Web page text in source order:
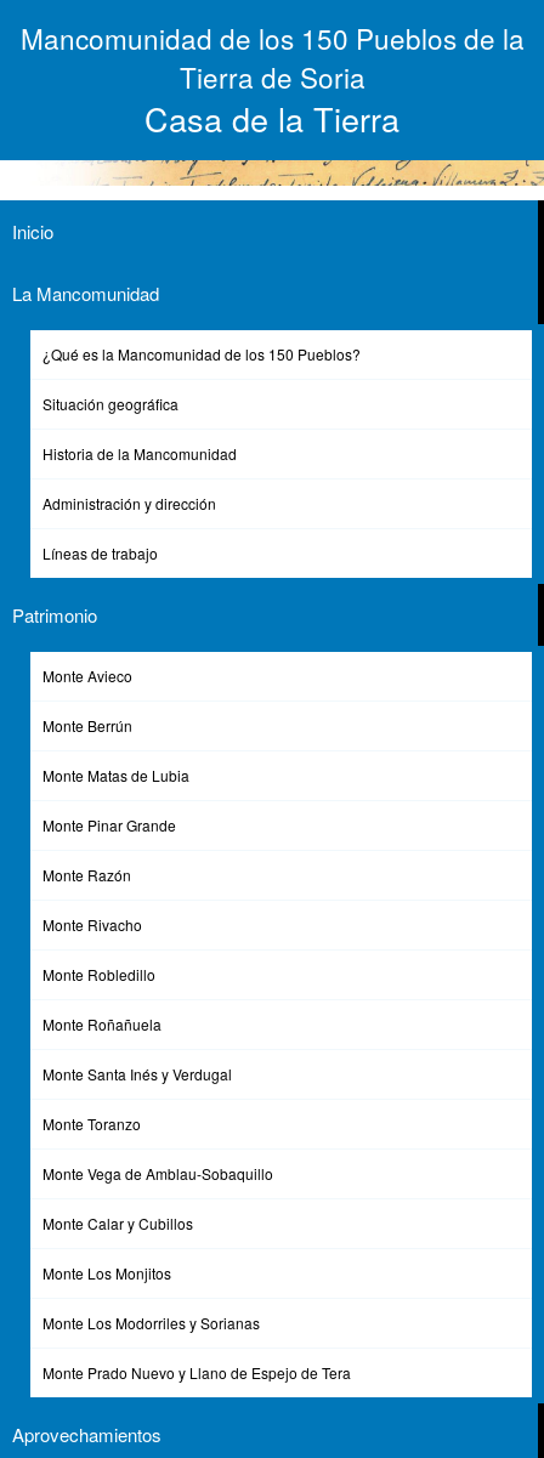
Mancomunidad de los 150 Pueblos de la
Tierra de Soria
Casa de la Tierra
Inicio
La Mancomunidad
¿Qué es la Mancomunidad de los 150 Pueblos?
Situación geográfica
Historia de la Mancomunidad
Administración y dirección
Líneas de trabajo
Patrimonio
Monte Avieco
Monte Berrún
Monte Matas de Lubia
Monte Pinar Grande
Monte Razón
Monte Rivacho
Monte Robledillo
Monte Roñañuela
Monte Santa Inés y Verdugal
Monte Toranzo
Monte Vega de Amblau-Sobaquillo
Monte Calar y Cubillos
Monte Los Monjitos
Monte Los Modorriles y Sorianas
Monte Prado Nuevo y Llano de Espejo de Tera
Aprovechamientos
Memoria Proyecto Universo
Tierra